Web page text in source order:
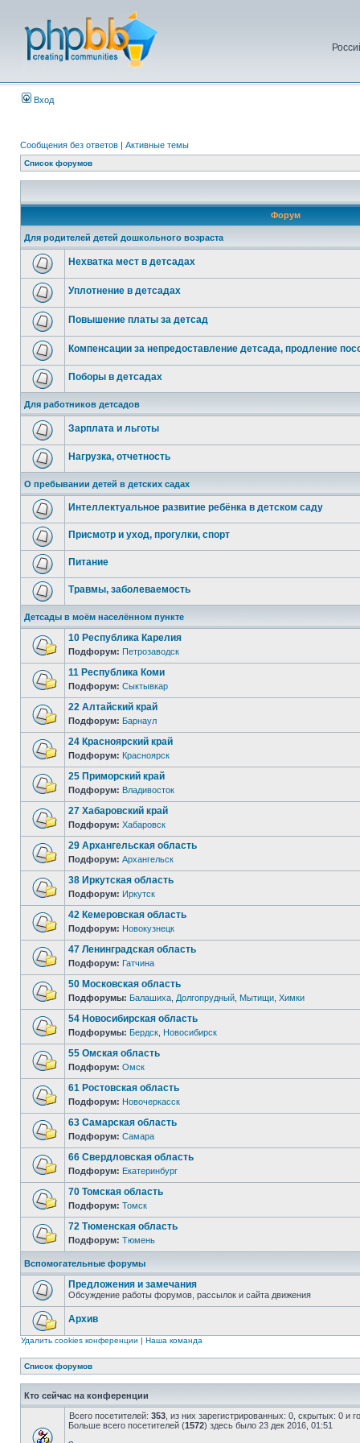
Вход
Сообщения без ответов | Активные темы
Список форумов
Форум
Для родителей детей дошкольного возраста
Нехватка мест в детсадах
Уплотнение в детсадах
Повышение платы за детсад
Компенсации за непредоставление детсада, продление
Поборы в детсадах
Для работников детсадов
Зарплата и льготы
Нагрузка, отчетность
О пребывании детей в детских садах
Интеллектуальное развитие ребёнка в детском саду
Присмотр и уход, прогулки, спорт
Питание
Травмы, заболеваемость
Детсады в моём населённом пункте
10 Республика Карелия
Подфорум: Петрозаводск
11 Республика Коми
Подфорум: Сыктывкар
22 Алтайский край
Подфорум: Барнаул
24 Красноярский край
Подфорум: Красноярск
25 Приморский край
Подфорум: Владивосток
27 Хабаровский край
Подфорум: Хабаровск
29 Архангельская область
Подфорум: Архангельск
38 Иркутская область
Подфорум: Иркутск
42 Кемеровская область
Подфорум: Новокузнецк
47 Ленинградская область
Подфорум: Гатчина
50 Московская область
Подфорумы: Балашиха Долгопрудный Мытищи Химки
54 Новосибирская область
Подфорумы: Бердск Новосибирск
55 Омская область
Подфорум: Омск
61 Ростовская область
Подфорум: Новочеркасск
63 Самарская область
Подфорум: Самара
66 Свердловская область
Подфорум: Екатеринбург
70 Томская область
Подфорум: Томск
72 Тюменская область
Подфорум: Тюмень
Вспомогательные форумы
Предложения и замечания
Обсуждение работы форумов, рассылок и сайта движения
Архив
Удалить cookies конференции | Наша команда
Список форумов
Кто сейчас на конференции
Всего посетителей: 353 , из них зарегистрированных: 0, скрытых: 0 и
Больше всего посетителей (1572) здесь было 23 дек 2016, 01:51